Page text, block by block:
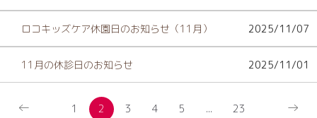
ロコキッズケア休園日のお知らせ（11月） 2025/11/07
11月の休診日のお知らせ 2025/11/01
← 1 2 3 4 5 ... 23 →